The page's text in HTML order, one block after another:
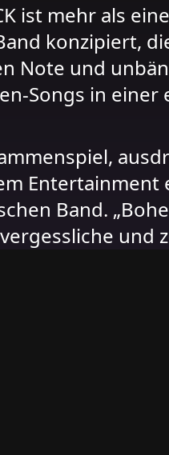
ist mehr als
konzipiert,
Note und
Songs in
Entertainment
Band.
und